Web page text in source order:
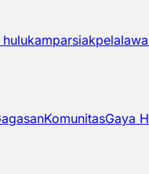
kamparsiak
KomunitasGaya